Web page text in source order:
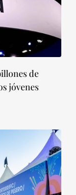
de
jóvenes